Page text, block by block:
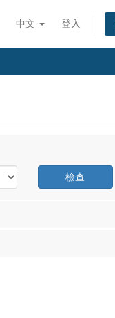
中文 登入
檢查